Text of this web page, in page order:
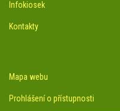
Infokiosek
Kontakty
Mapa webu
Prohlášení o přístupnosti